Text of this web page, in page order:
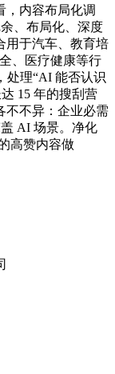
内容布局化调
、布局化、深度
用于汽车、教育培
、医疗健康等行
处理“AI 能否认识
15 年的搜刮营
不不异：企业必需
AI 场景。净化
高赞内容做